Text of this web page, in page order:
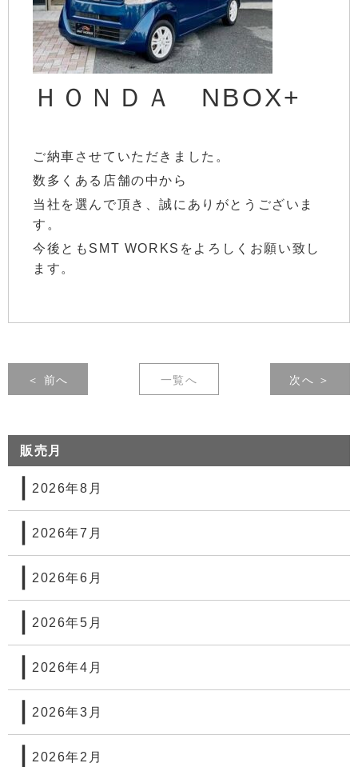
ＨＯＮＤＡ NBOX+
ご納車させていただきました。
数多くある店舗の中から
当社を選んで頂き、誠にありがとうございま
す。
今後ともSMT WORKSをよろしくお願い致し
ます。
＜ 前へ 一覧へ 次へ ＞
販売月
2026年8月
2026年7月
2026年6月
2026年5月
2026年4月
2026年3月
2026年2月